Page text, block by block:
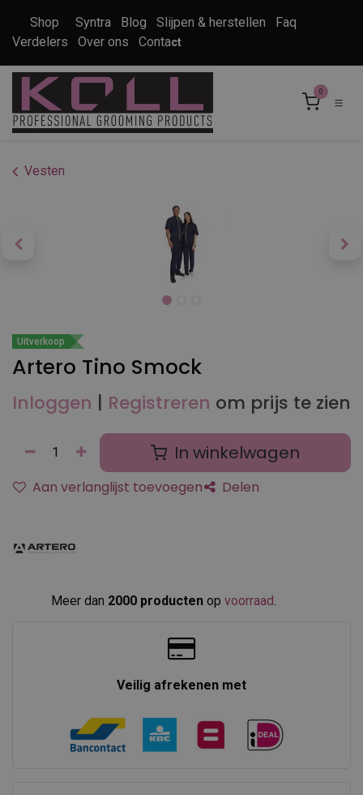
Shop Syntra Blog Slijpen & herstellen
Faq
Verdelers
Over ons Contact
0
Vesten
Uitverkoop
Artero Tino Smock
Inloggen | Registreren om prijs te zien
In winkelwagen
Aan verlanglijst toevoegen Delen
Meer dan 2000 producten op voorraad
Veilig afrekenen met